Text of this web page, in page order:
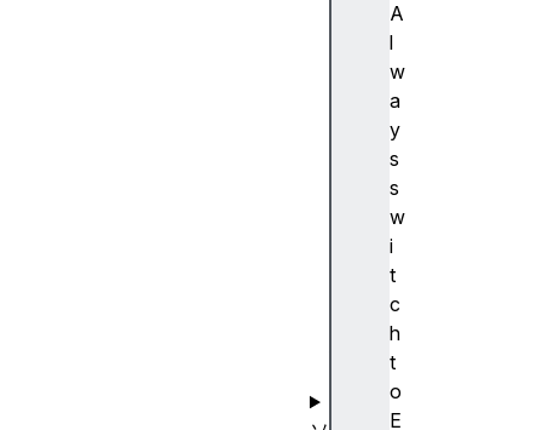
A
l
w
a
y
s
s
w
i
t
c
h
t
o
E